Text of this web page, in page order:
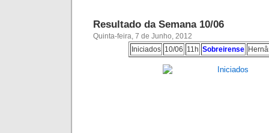
Resultado da Semana 10/06
Quinta-feira, 7 de Junho, 2012
Iniciados 10/06 11h Sobreirense